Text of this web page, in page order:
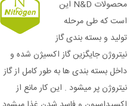
محصولات N&D این
است که طی مرحله
تولید و بسته بندی گاز
نیتروژن جایگزین گاز اکسیژن شده و
داخل بسته بندی ها به طور کامل از گاز
نیتروژن پر میشود . این کار مانع از